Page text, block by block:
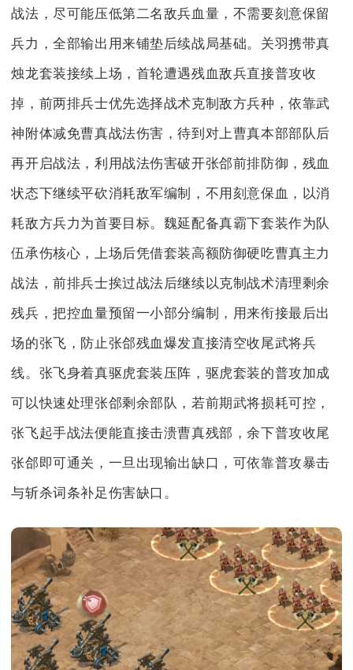
战法，尽可能压低第二名敌兵血量，不需要刻意保留
兵力，全部输出用来铺垫后续战局基础。关羽携带真
烛龙套装接续上场，首轮遭遇残血敌兵直接普攻收
掉，前两排兵士优先选择战术克制敌方兵种，依靠武
神附体减免曹真战法伤害，待到对上曹真本部部队后
再开启战法，利用战法伤害破开张郃前排防御，残血
状态下继续平砍消耗敌军编制，不用刻意保血，以消
耗敌方兵力为首要目标。魏延配备真霸下套装作为队
伍承伤核心，上场后凭借套装高额防御硬吃曹真主力
战法，前排兵士挨过战法后继续以克制战术清理剩余
残兵，把控血量预留一小部分编制，用来衔接最后出
场的张飞，防止张郃残血爆发直接清空收尾武将兵
线。张飞身着真驱虎套装压阵，驱虎套装的普攻加成
可以快速处理张郃剩余部队，若前期武将损耗可控，
张飞起手战法便能直接击溃曹真残部，余下普攻收尾
张郃即可通关，一旦出现输出缺口，可依靠普攻暴击
与斩杀词条补足伤害缺口。